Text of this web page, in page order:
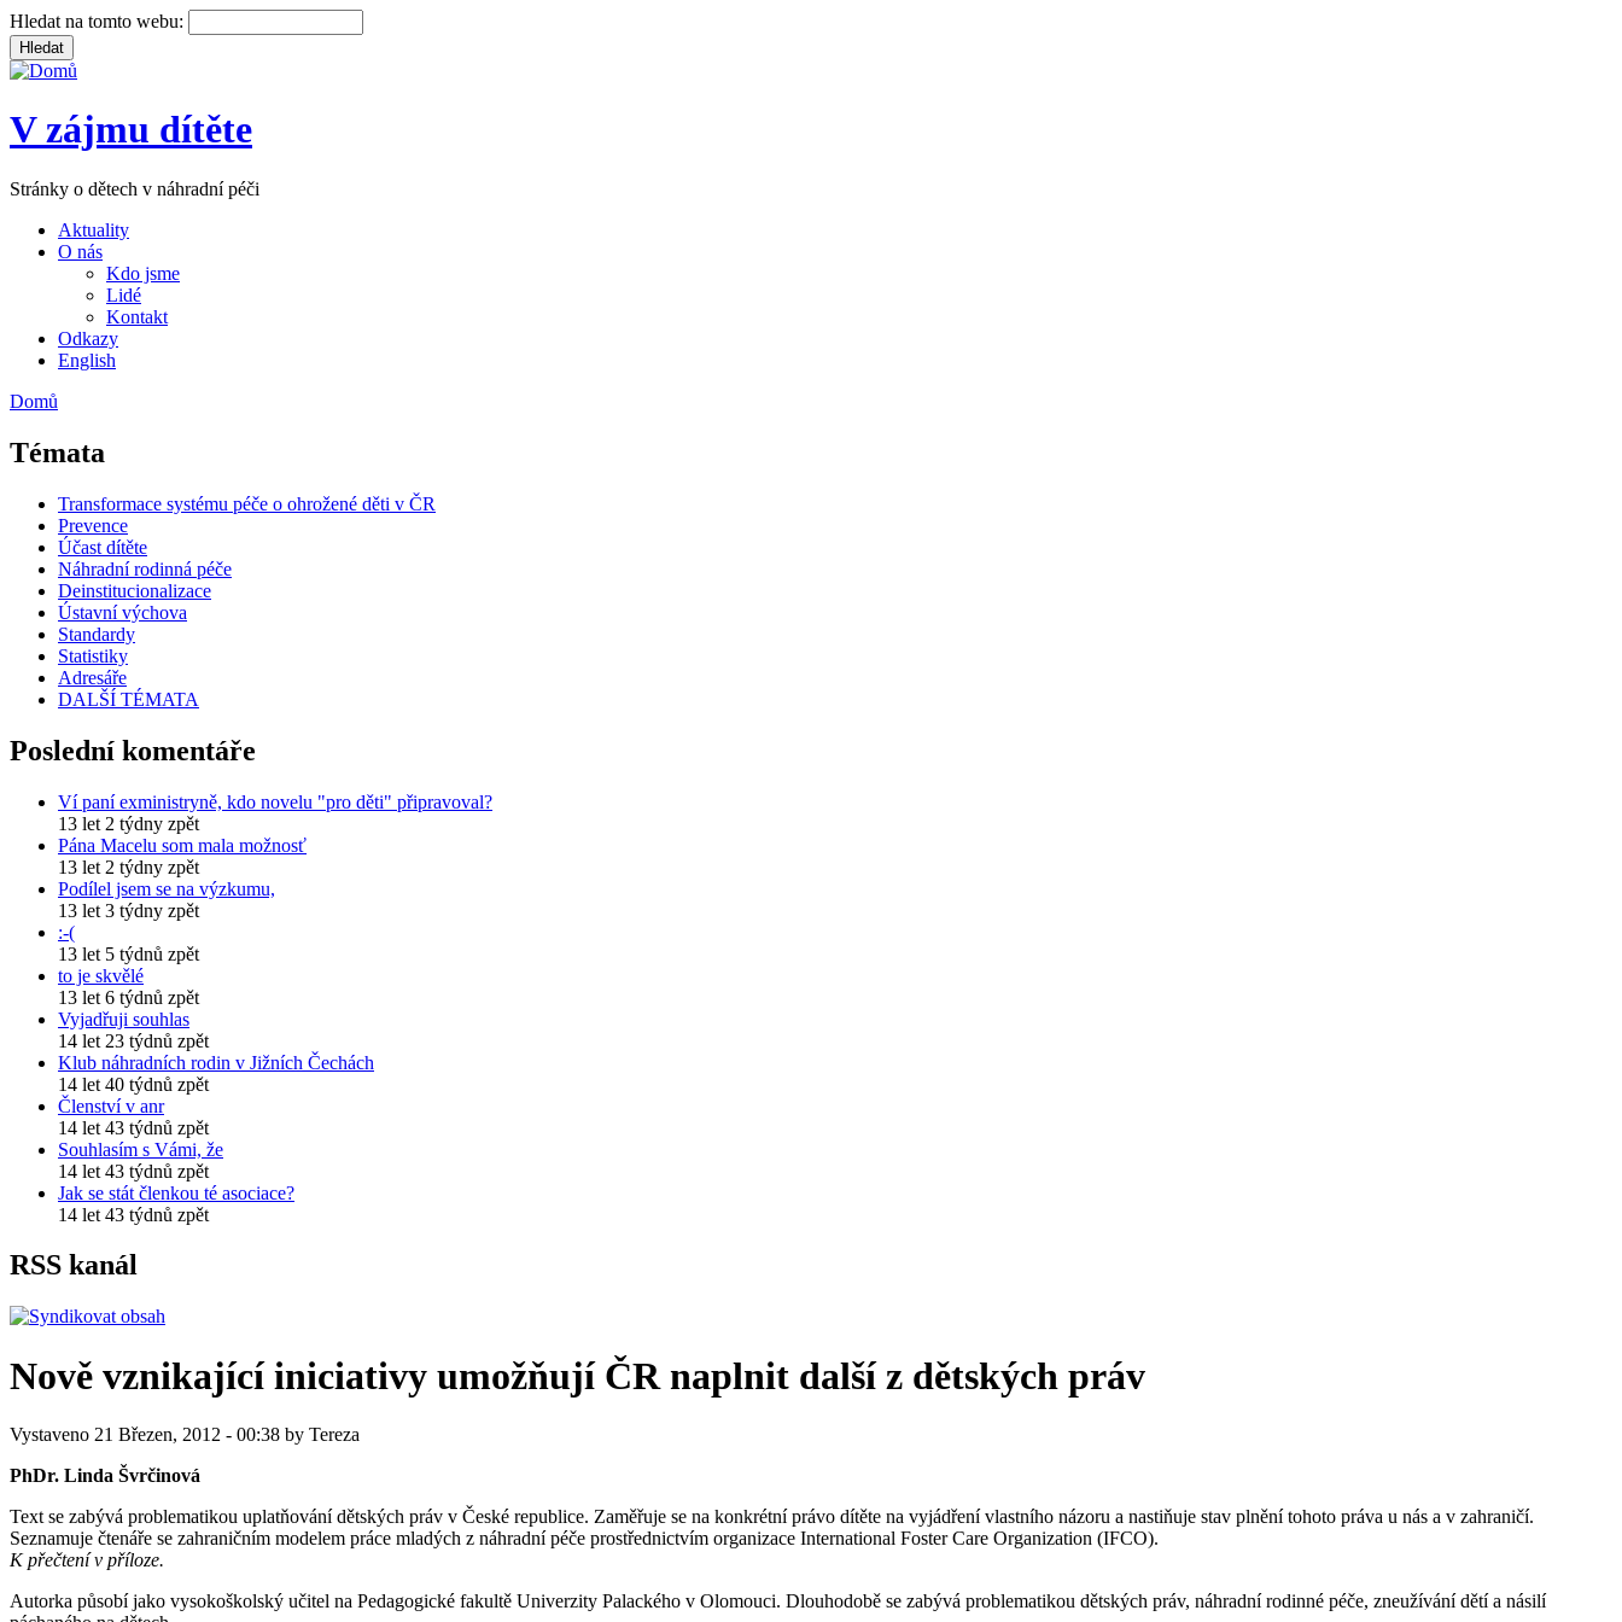
Hledat na tomto webu:
V zájmu dítěte
Stránky o dětech v náhradní péči
Aktuality
O nás
Kdo jsme
Lidé
Kontakt
Odkazy
English
Domů
Témata
Transformace systému péče o ohrožené děti v ČR
Prevence
Účast dítěte
Náhradní rodinná péče
Deinstitucionalizace
Ústavní výchova
Standardy
Statistiky
Adresáře
DALŠÍ TÉMATA
Poslední komentáře
Ví paní exministryně, kdo novelu "pro děti" připravoval?
13 let 2 týdny zpět
Pána Macelu som mala možnosť
13 let 2 týdny zpět
Podílel jsem se na výzkumu,
13 let 3 týdny zpět
:-(
13 let 5 týdnů zpět
to je skvělé
13 let 6 týdnů zpět
Vyjadřuji souhlas
14 let 23 týdnů zpět
Klub náhradních rodin v Jižních Čechách
14 let 40 týdnů zpět
Členství v anr
14 let 43 týdnů zpět
Souhlasím s Vámi, že
14 let 43 týdnů zpět
Jak se stát členkou té asociace?
14 let 43 týdnů zpět
RSS kanál
Nově vznikající iniciativy umožňují ČR naplnit další z dětských práv
Vystaveno 21 Březen, 2012 - 00:38 by Tereza
PhDr. Linda Švrčinová
Text se zabývá problematikou uplatňování dětských práv v České republice. Zaměřuje se na konkrétní právo dítěte na vyjádření vlastního názoru a nastiňuje stav plnění tohoto práva u nás a v zahraničí.
Seznamuje čtenáře se zahraničním modelem práce mladých z náhradní péče prostřednictvím organizace International Foster Care Organization (IFCO).
K přečtení v příloze.
Autorka působí jako vysokoškolský učitel na Pedagogické fakultě Univerzity Palackého v Olomouci. Dlouhodobě se zabývá problematikou dětských práv, náhradní rodinné péče, zneužívání dětí a násilí